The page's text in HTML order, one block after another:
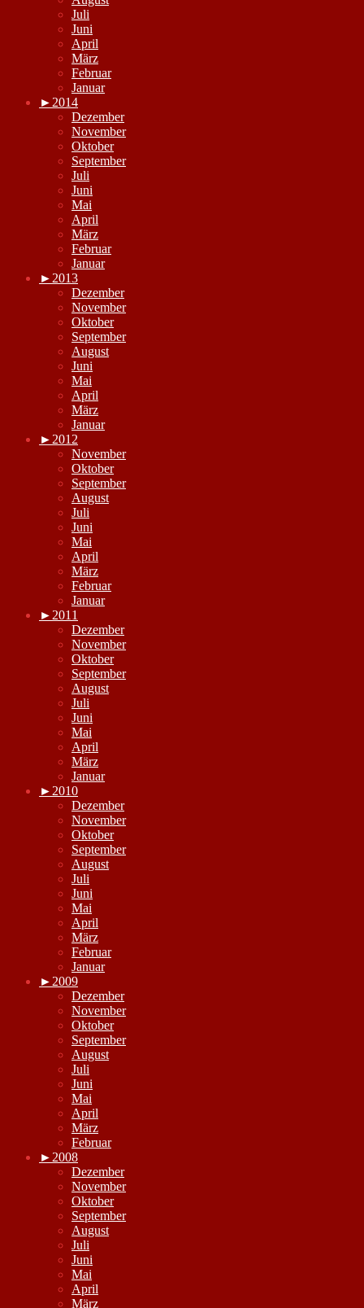
Juli
Juni
April
März
Februar
Januar
► 2014
Dezember
November
Oktober
September
Juli
Juni
Mai
April
März
Februar
Januar
► 2013
Dezember
November
Oktober
September
August
Juni
Mai
April
März
Januar
► 2012
November
Oktober
September
August
Juli
Juni
Mai
April
März
Februar
Januar
► 2011
Dezember
November
Oktober
September
August
Juli
Juni
Mai
April
März
Januar
► 2010
Dezember
November
Oktober
September
August
Juli
Juni
Mai
April
März
Februar
Januar
► 2009
Dezember
November
Oktober
September
August
Juli
Juni
Mai
April
März
Februar
► 2008
Dezember
November
Oktober
September
August
Juli
Juni
Mai
April
März